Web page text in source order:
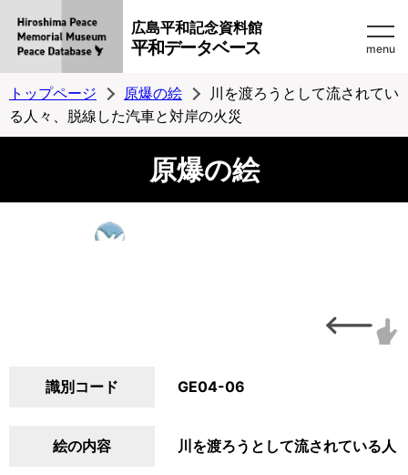
広島平和記念資料館
平和データベース menu
トップページ 原爆の絵
川を渡ろうとして流されてい
る人々、脱線した汽車と対岸の火災
原爆の絵
識別コード GE04-06
絵の内容 川を渡ろうとして流されている人